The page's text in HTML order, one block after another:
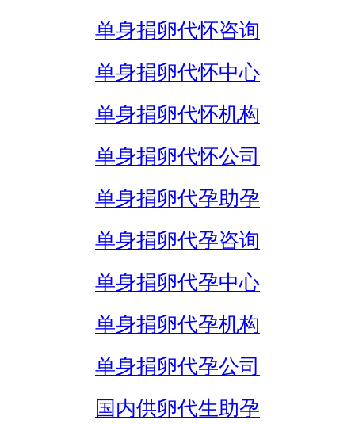
单身捐卵代怀咨询
单身捐卵代怀中心
单身捐卵代怀机构
单身捐卵代怀公司
单身捐卵代孕助孕
单身捐卵代孕咨询
单身捐卵代孕中心
单身捐卵代孕机构
单身捐卵代孕公司
国内供卵代生助孕